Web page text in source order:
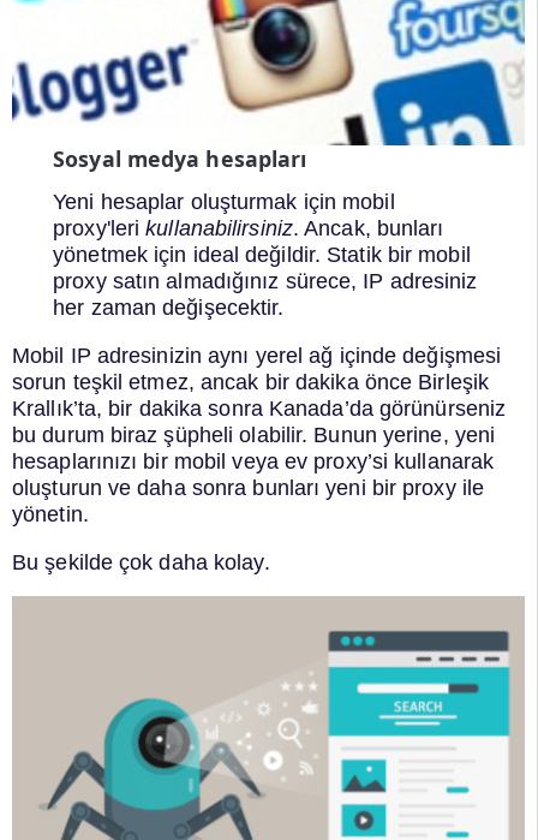
Sosyal medya hesapları
Yeni hesaplar oluşturmak için mobil
proxy'lerikullanabilirsiniz. Ancak, bunları
yönetmek için ideal değildir. Statik bir mobil
proxy satın almadığınız sürece, IP adresiniz
her zaman değişecektir.
Mobil IP adresinizin aynı yerel ağ içinde değişmesi
sorun teşkil etmez, ancak bir dakika önce Birleşik
Krallık’ta, bir dakika sonra Kanada’da görünürseniz
bu durum biraz şüpheli olabilir. Bunun yerine, yeni
hesaplarınızı bir mobil veya ev proxy’si kullanarak
oluşturun ve daha sonra bunları yeni bir proxy ile
yönetin.
Bu şekilde çok daha kolay.